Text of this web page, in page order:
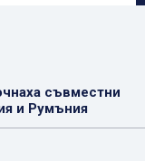
съвместни
и Румъния